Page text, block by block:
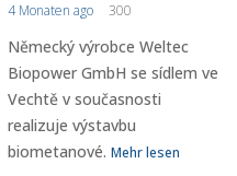
4 Monaten ago
300
Německý výrobce Weltec
Biopower GmbH se sídlem ve
Vechtě v současnosti
realizuje výstavbu
biometanové. Mehr lesen